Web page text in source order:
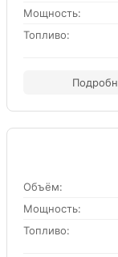
Мощность:
Топливо:
Объём:
Мощность:
Топливо: